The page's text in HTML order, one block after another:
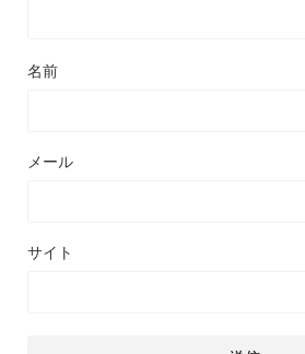
名前
メール
サイト